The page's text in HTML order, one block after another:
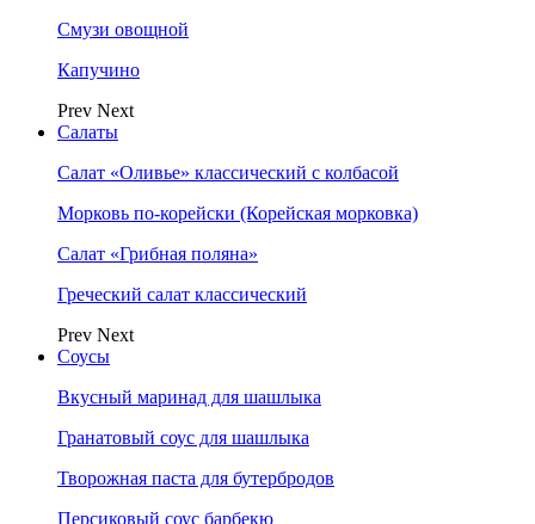
Смузи овощной
Капучино
Prev Next
Салаты
Салат «Оливье» классический с колбасой
Морковь по-корейски (Корейская морковка)
Салат «Грибная поляна»
Греческий салат классический
Prev Next
Соусы
Вкусный маринад для шашлыка
Гранатовый соус для шашлыка
Творожная паста для бутербродов
Персиковый соус барбекю